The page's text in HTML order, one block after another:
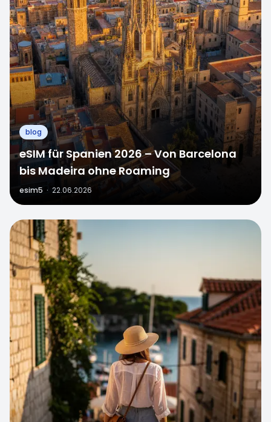
blog
eSIM für Spanien 2026 – Von Barcelona
bis Madeira ohne Roaming
esim5 · 22.06.2026